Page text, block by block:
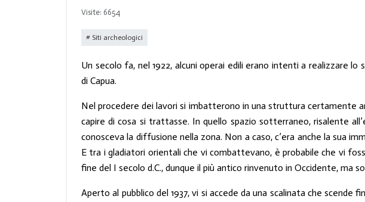
Visite: 6654
Siti archeologici
Un secolo fa, nel 1922, alcuni operai edili erano intenti a realizzare
di Capua.
Nel procedere dei lavori si imbatterono in una struttura certamente
capire di cosa si trattasse. In quello spazio sotterraneo, risalente
conosceva la diffusione nella zona. Non a caso, c’era anche la sua
E tra i gladiatori orientali che vi combattevano, è probabile che vi
fine del I secolo d.C., dunque il più antico rinvenuto in Occidente,
Aperto al pubblico del 1937, vi si accede da una scalinata che